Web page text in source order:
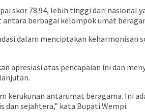
skor 78.94, lebih tinggi dari nasional
berbagai kelompok umat
dalam menciptakan
apresiasi atas pencapaian ini dan
kerukunan antarumat beragama. Ini
sejahtera,” kata Bupati Wempi.